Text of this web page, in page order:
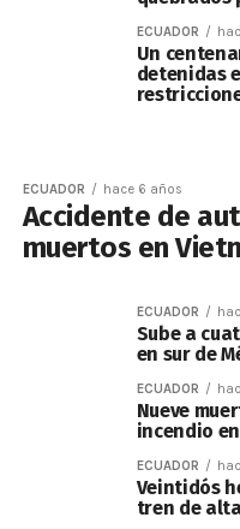
ECUADOR
Un
detenidas
ECUADOR hace 6 años
Accidente de
muertos en
ECUADOR
Sube a
en sur de
ECUADOR
Nueve
incendio
ECUADOR
Veintidós
tren de